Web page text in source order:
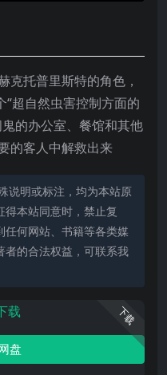
克托普里斯特的角色，
“超自然虫害控制方面的
的办公室、餐馆和其他
的客人中解救出来
说明或标注，均为本站原
本站同意时，禁止复
何网站、书籍等各类媒
者的合法权益，可联系我
下载
载
盘